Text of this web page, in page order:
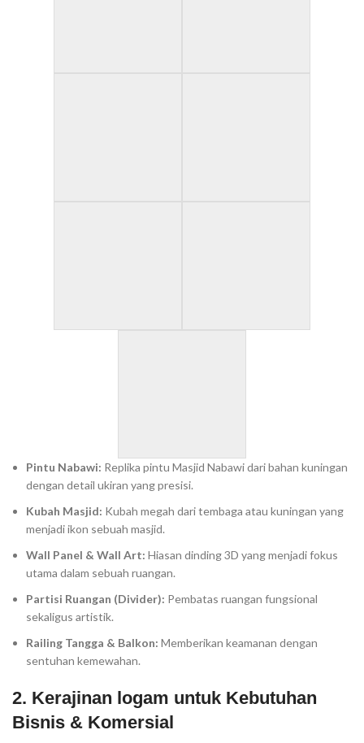
Pintu Nabawi: Replika pintu Masjid Nabawi dari bahan kuningan
dengan detail ukiran yang presisi.
Kubah Masjid: Kubah megah dari tembaga atau kuningan yang
menjadi ikon sebuah masjid.
Wall Panel & Wall Art: Hiasan dinding 3D yang menjadi fokus
utama dalam sebuah ruangan.
Partisi Ruangan (Divider): Pembatas ruangan fungsional
sekaligus artistik.
Railing Tangga & Balkon: Memberikan keamanan dengan
sentuhan kemewahan.
2. Kerajinan logam untuk Kebutuhan
Bisnis & Komersial